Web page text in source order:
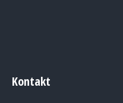
Kontakt